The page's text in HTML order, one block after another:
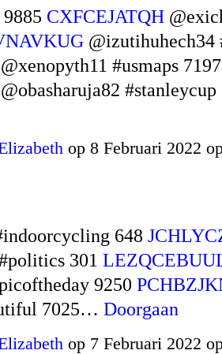
CXFCEJATQH
@izutihuhech34
@xenopyth11 #usmaps 7197
@obasharuja82
op 8 Februari 2022
648
301
9250
7025… Doorgaan
op 7 Februari 2022